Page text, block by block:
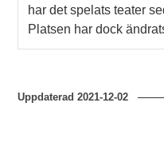
har det spelats teater
Platsen har dock
Uppdaterad2021-12-02